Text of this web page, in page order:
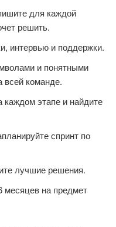
для каждой
решить.
интервью и поддержки.
и понятными
всей команде.
каждом этапе и найдите
спринт по
лучшие решения.
месяцев на предмет